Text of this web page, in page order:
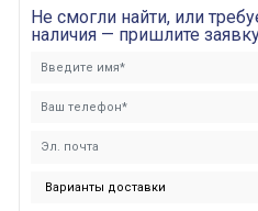
Не смогли найти, или
наличия — пришлите